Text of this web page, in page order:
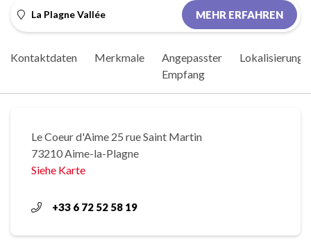
La Plagne Vallée MEHR ERFAHREN
Kontaktdaten Merkmale
Angepasster
Empfang
Lokalisierung
Le Coeur d'Aime 25 rue Saint Martin
73210 Aime-la-Plagne
Siehe Karte
+33 6 72 52 58 19